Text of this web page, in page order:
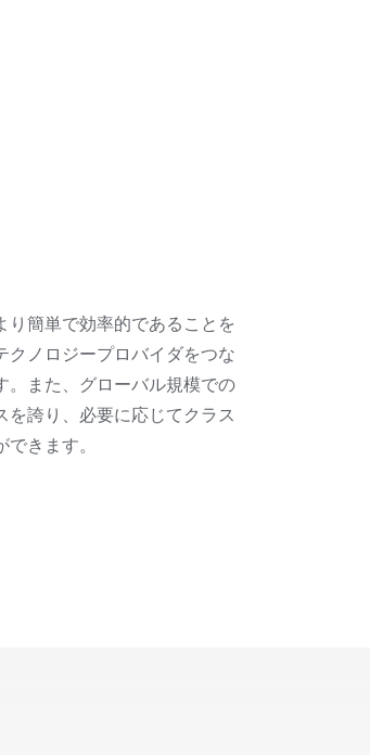
り簡単で効率的であることを
クノロジープロバイダをつな
。また、グローバル規模での
を誇り、必要に応じてクラス
きます。